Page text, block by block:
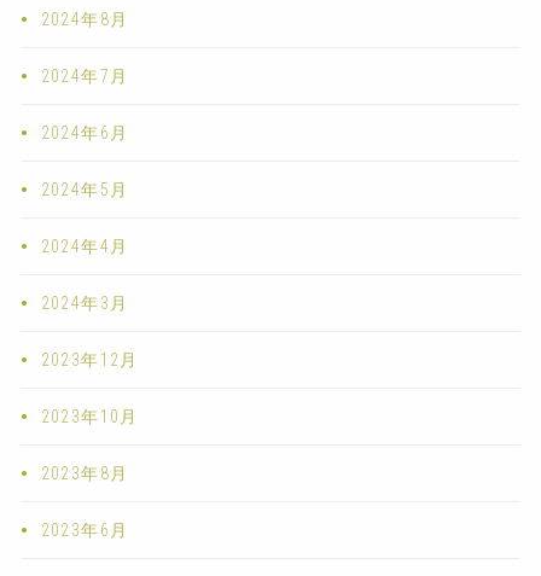
2024年8月
2024年7月
2024年6月
2024年5月
2024年4月
2024年3月
2023年12月
2023年10月
2023年8月
2023年6月